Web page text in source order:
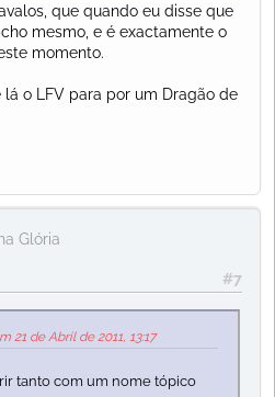
que quando eu disse que
mesmo, e é exactamente o
momento.
lá o LFV para por um Dragão de
Glória
#7
21 de Abril de 2011, 13:17
tanto com um nome tópico